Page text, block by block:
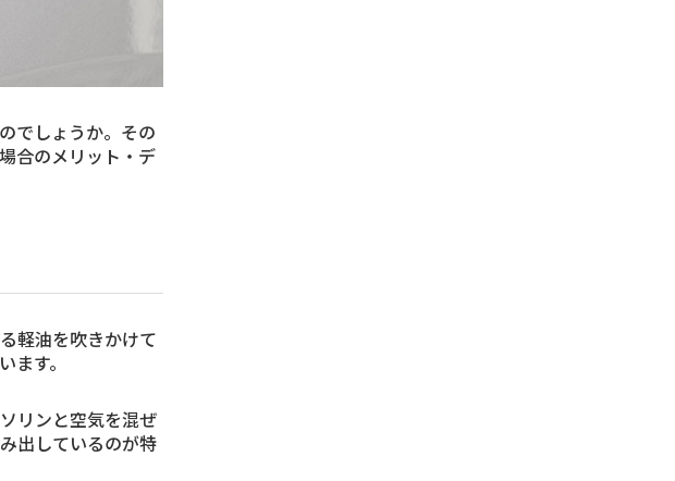
でしょうか。その
合のメリット・デ
軽油を吹きかけて
す。
リンと空気を混ぜ
出しているのが特